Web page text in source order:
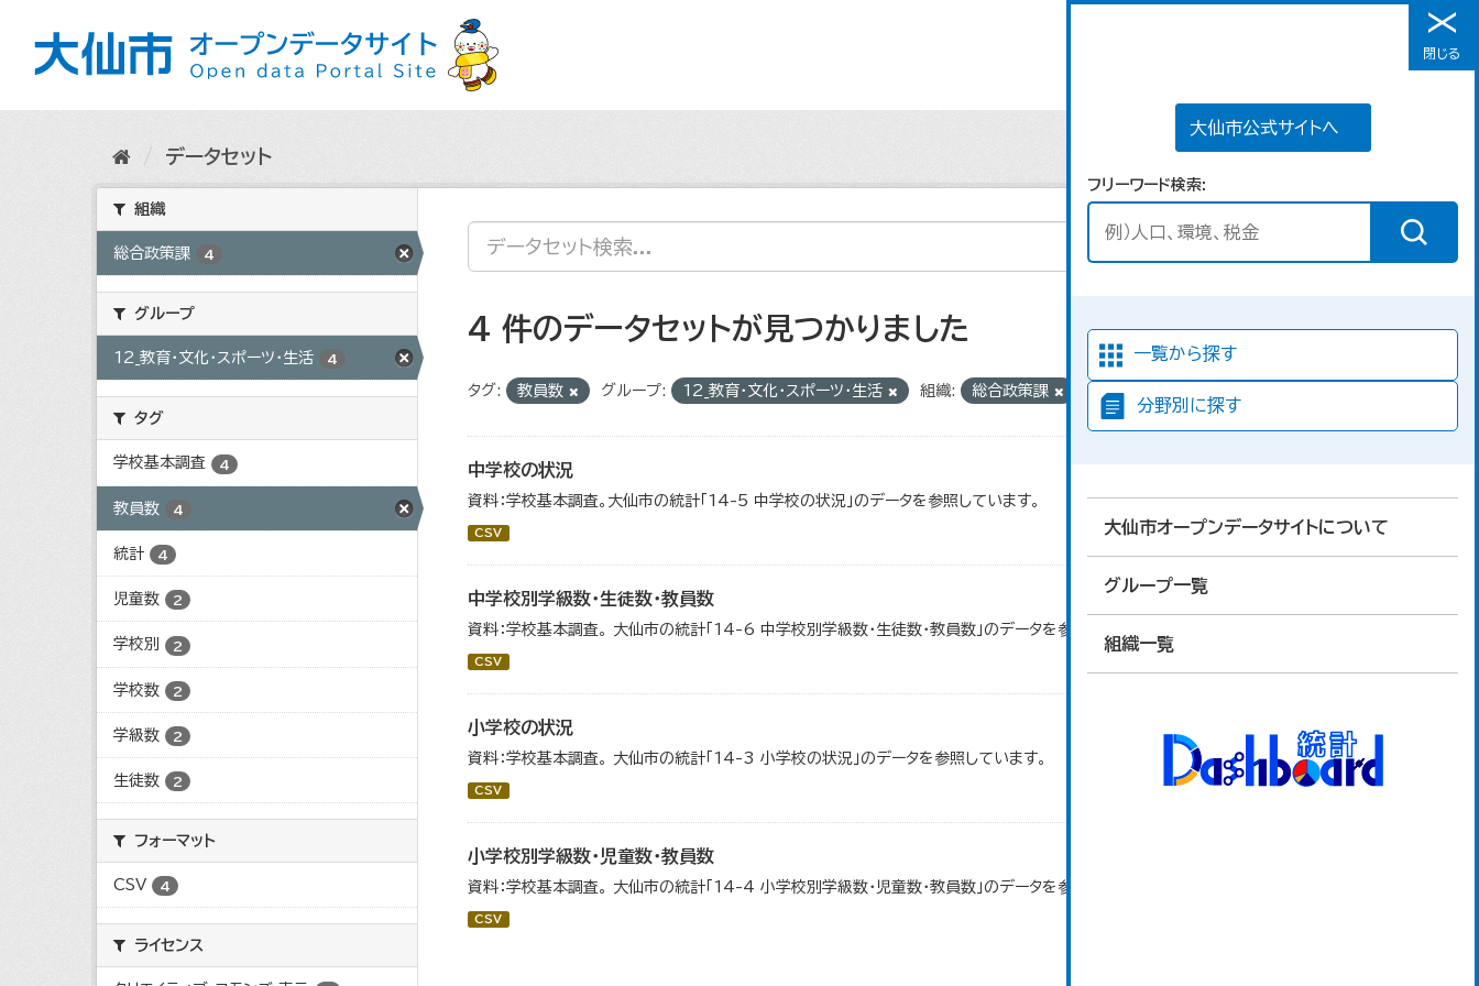
メニュー
大仙市公式サイトへ
フリーワード検索
一覧から探す
分野別に探す
大仙市オープンデータサイトについて
グループ一覧
組織一覧
閉じる
データセット
組織
総合政策課 4
グループ
12_教育・文化・スポーツ・生活 4
タグ
学校基本調査 4
教員数 4
統計 4
児童数 2
学校別 2
学校数 2
学級数 2
生徒数 2
フォーマット
CSV 4
ライセンス
4 件のデータセットが見つかりました
タグ: 教員数 グループ: 12_教育・文化・スポーツ・生活 組織: 総合政策課
中学校の状況
資料：学校基本調査。大仙市の統計「14-5 中学校の状況」のデータを参照しています。
CSV
中学校別学級数・生徒数・教員数
資料：学校基本調査。 大仙市の統計「14-6 中学校別学級数・生徒数・教員数」のデータを参照しています。
CSV
小学校の状況
資料：学校基本調査。 大仙市の統計「14-3 小学校の状況」のデータを参照しています。
CSV
小学校別学級数・児童数・教員数
資料：学校基本調査。 大仙市の統計「14-4 小学校別学級数・児童数・教員数」のデータを参照しています。
CSV